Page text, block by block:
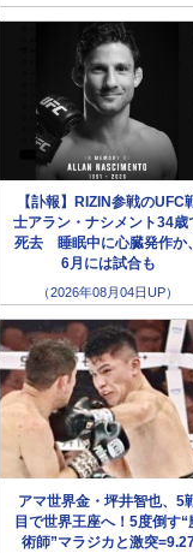
【訃報】RIZIN参戦のUFC
士アラン・ナシメント34歳
死去 睡眠中に心臓発作か、
6月には試合も
（2026年08月04日UP）
アマ世界金・坪井智也、5
目で世界王座へ！5度倒す“
術師”マラジカと激突